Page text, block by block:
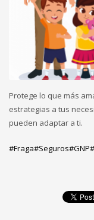
Protege lo que más
estrategias a tus
pueden adaptar a ti.
#Fraga#Seguros#GNP